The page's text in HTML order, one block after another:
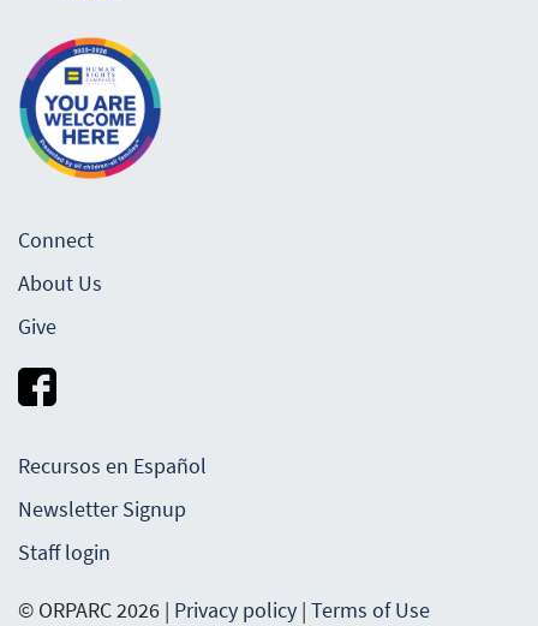
Connect
About Us
Give
Recursos en Español
Newsletter Signup
Staff login
© ORPARC 2026 | Privacy policy | Terms of Use